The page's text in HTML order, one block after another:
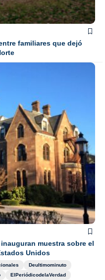
familiares que dejó
muestra sobre el
Unidos
Deultimominuto
ElPeriódicodelaVerdad